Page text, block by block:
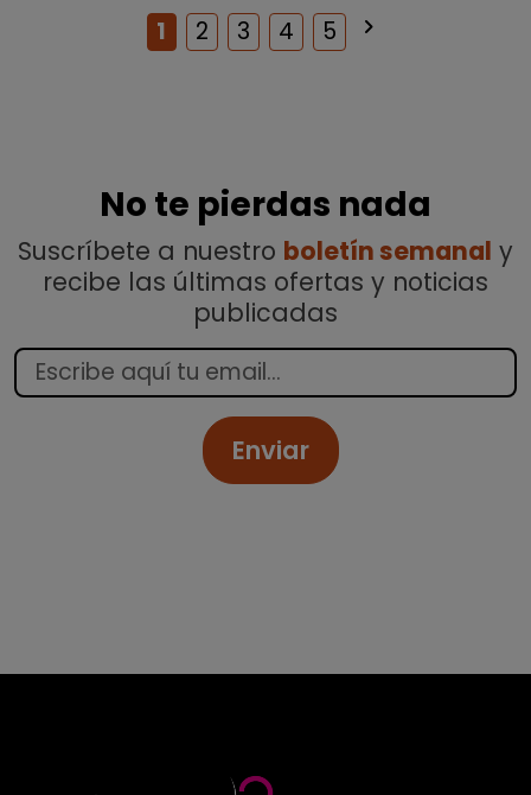
1 2 3 4 5 keyboard_arrow_right
No te pierdas nada
Suscríbete a nuestro boletín semanal y
recibe las últimas ofertas y noticias
publicadas
Enviar